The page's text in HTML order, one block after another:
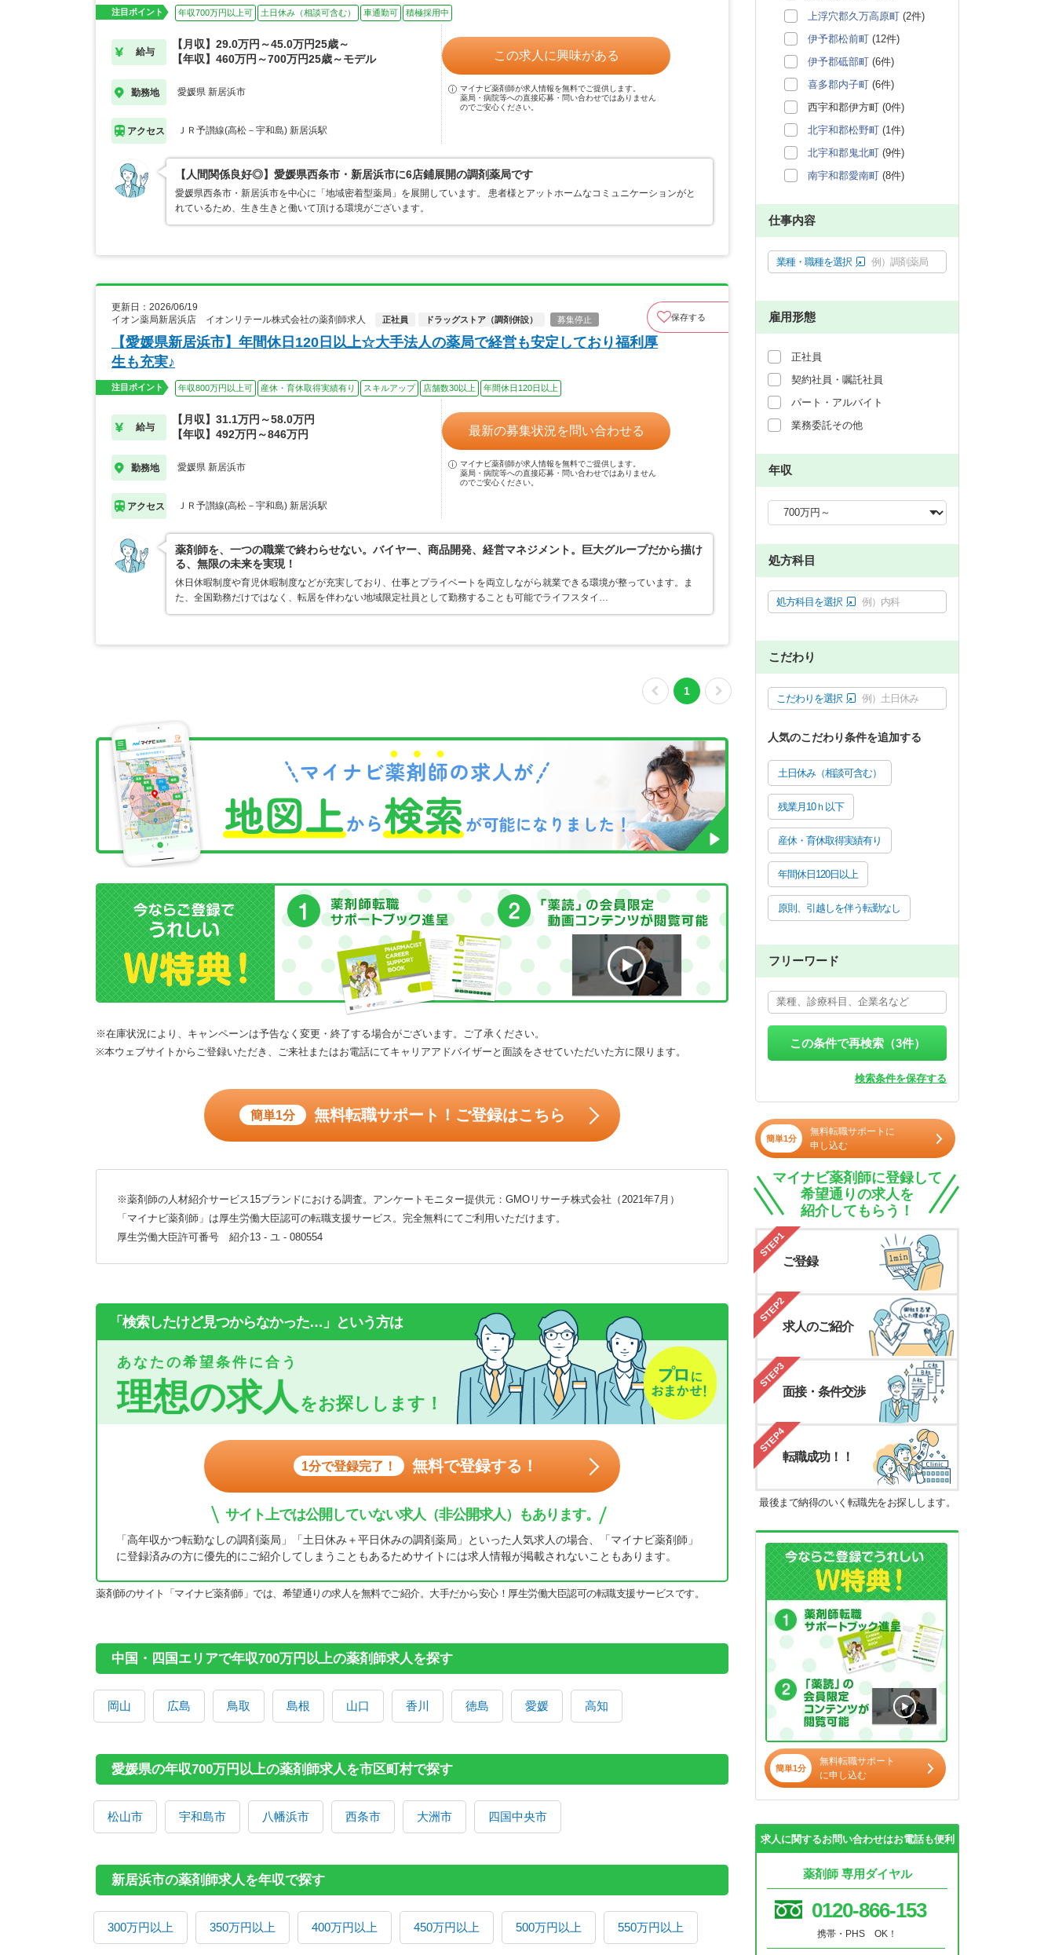
注目ポイント 年収700万円以上可 土日休み（相談可含む） 車通勤可 積極採用中
給与
【月収】29.0万円～45.0万円25歳～
【年収】460万円～700万円25歳～モデル
勤務地 愛媛県 新居浜市
アクセス ＪＲ予讃線(高松－宇和島) 新居浜駅
この求人に興味がある
マイナビ薬剤師が求人情報を無料でご提供します。
薬局・病院等への直接応募・問い合わせではありません
のでご安心ください。
【人間関係良好◎】愛媛県西条市・新居浜市に6店鋪展開の調剤薬局です
愛媛県西条市・新居浜市を中心に「地域密着型薬局」を展開しています。 患者様とアットホームなコミュニケーションがと
れているため、生き生きと働いて頂ける環境がございます。
更新日：2026/06/19
イオン薬局新居浜店 イオンリテール株式会社の薬剤師求人
正社員 ドラッグストア（調剤併設） 募集停止 保存する
【愛媛県新居浜市】年間休日120日以上☆大手法人の薬局で経営も安定しており福利厚
生も充実♪
注目ポイント 年収800万円以上可 産休・育休取得実績有り スキルアップ 店舗数30以上 年間休日120日以上
給与
【月収】31.1万円～58.0万円
【年収】492万円～846万円
勤務地 愛媛県 新居浜市
アクセス ＪＲ予讃線(高松－宇和島) 新居浜駅
最新の募集状況を問い合わせる
マイナビ薬剤師が求人情報を無料でご提供します。
薬局・病院等への直接応募・問い合わせではありません
のでご安心ください。
薬剤師を、一つの職業で終わらせない。バイヤー、商品開発、経営マネジメント。巨大グループだから描け
る、無限の未来を実現！
休日休暇制度や育児休暇制度などが充実しており、仕事とプライベートを両立しながら就業できる環境が整っています。ま
た、全国勤務だけではなく、転居を伴わない地域限定社員として勤務することも可能でライフスタイ…
1
※在庫状況により、キャンペーンは予告なく変更・終了する場合がございます。ご了承ください。
※本ウェブサイトからご登録いただき、ご来社またはお電話にてキャリアアドバイザーと面談をさせていただいた方に限ります。
簡単1分 無料転職サポート！ご登録はこちら
※薬剤師の人材紹介サービス15ブランドにおける調査。アンケートモニター提供元：GMOリサーチ株式会社（2021年7月）
「マイナビ薬剤師」は厚生労働大臣認可の転職支援サービス。完全無料にてご利用いただけます。
厚生労働大臣許可番号 紹介13 - ユ - 080554
「検索したけど見つからなかった…」という方は
あなたの希望条件に合う
理想の求人をお探しします！
1分で登録完了！ 無料で登録する！
サイト上では公開していない求人（非公開求人）もあります。
「高年収かつ転勤なしの調剤薬局」「土日休み＋平日休みの調剤薬局」といった人気求人の場合、「マイナビ薬剤師」
に登録済みの方に優先的にご紹介してしまうこともあるためサイトには求人情報が掲載されないこともあります。
薬剤師のサイト「マイナビ薬剤師」では、希望通りの求人を無料でご紹介。大手だから安心！厚生労働大臣認可の転職支援サービスです。
中国・四国エリアで年収700万円以上の薬剤師求人を探す
岡山 広島 鳥取 島根 山口 香川 徳島 愛媛 高知
愛媛県の年収700万円以上の薬剤師求人を市区町村で探す
松山市 宇和島市 八幡浜市 西条市 大洲市 四国中央市
新居浜市の薬剤師求人を年収で探す
300万円以上 350万円以上 400万円以上 450万円以上 500万円以上 550万円以上
上浮穴郡久万高原町 (2件)
伊予郡松前町 (12件)
伊予郡砥部町 (6件)
喜多郡内子町 (6件)
西宇和郡伊方町 (0件)
北宇和郡松野町 (1件)
北宇和郡鬼北町 (9件)
南宇和郡愛南町 (8件)
仕事内容
業種・職種を選択 例）調剤薬局
雇用形態
正社員
契約社員・嘱託社員
パート・アルバイト
業務委託その他
年収
処方科目
処方科目を選択 例）内科
こだわり
こだわりを選択 例）土日休み
人気のこだわり条件を追加する
土日休み（相談可含む）
残業月10ｈ以下
産休・育休取得実績有り
年間休日120日以上
原則、引越しを伴う転勤なし
フリーワード
この条件で再検索（3件）
検索条件を保存する
簡単1分
無料転職サポートに
申し込む
マイナビ薬剤師に登録して
希望通りの求人を
紹介してもらう！
STEP1
ご登録
STEP2
求人のご紹介
STEP3
面接・条件交渉
STEP4
転職成功！！
最後まで納得のいく転職先をお探しします。
簡単1分
無料転職サポート
に申し込む
求人に関するお問い合わせはお電話も便利
薬剤師 専用ダイヤル
0120-866-153
携帯・PHS OK！